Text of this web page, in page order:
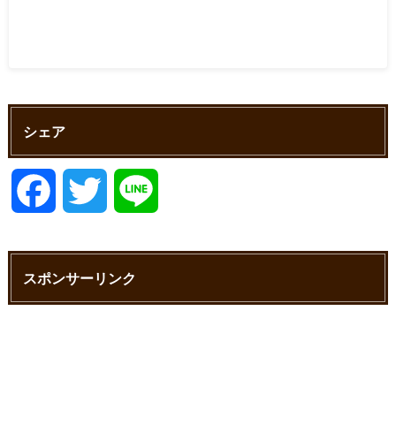
シェア
c i
スポンサーリンク